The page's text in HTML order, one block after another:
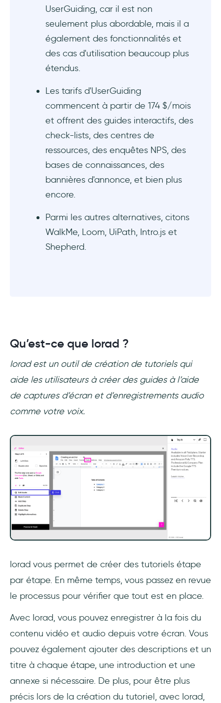
UserGuiding, car il est non
seulement plus abordable, mais il a
également des fonctionnalités et
des cas d'utilisation beaucoup plus
étendus.
Les tarifs d'UserGuiding
commencent à partir de 174 $/mois
et offrent des guides interactifs, des
check-lists, des centres de
ressources, des enquêtes NPS, des
bases de connaissances, des
bannières d'annonce, et bien plus
encore.
Parmi les autres alternatives, citons
WalkMe, Loom, UiPath, Intro.js et
Shepherd.
Qu’est-ce que Iorad ?
Iorad est un outil de création de tutoriels qui
aide les utilisateurs à créer des guides à l’aide
de captures d’écran et d’enregistrements audio
comme votre voix.
Iorad vous permet de créer des tutoriels étape
par étape. En même temps, vous passez en revue
le processus pour vérifier que tout est en place.
Avec Iorad, vous pouvez enregistrer à la fois du
contenu vidéo et audio depuis votre écran. Vous
pouvez également ajouter des descriptions et un
titre à chaque étape, une introduction et une
annexe si nécessaire. De plus, pour être plus
précis lors de la création du tutoriel, avec Iorad,